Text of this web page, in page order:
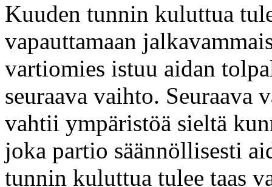
Kuuden tunnin kuluttua
vapauttamaan
vartiomies istuu aidan
seuraava vaihto. Seuraava
vahtii ympäristöä sieltä
joka partio säännöllisesti
tunnin kuluttua tulee taas